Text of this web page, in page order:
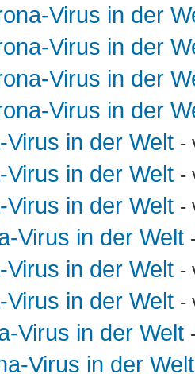
Virus in der
Virus in der
Virus in der
Virus in der
Virus in der Welt -
Virus in der Welt -
Virus in der Welt -
Virus in der Welt
Virus in der Welt -
Virus in der Welt -
Virus in der Welt
Virus in der Welt